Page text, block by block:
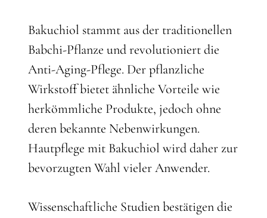
Bakuchiol stammt aus der traditionellen
Babchi-Pflanze und revolutioniert die
Anti-Aging-Pflege. Der pflanzliche
Wirkstoff bietet ähnliche Vorteile wie
herkömmliche Produkte, jedoch ohne
deren bekannte Nebenwirkungen.
Hautpflege mit Bakuchiol wird daher zur
bevorzugten Wahl vieler Anwender.
Wissenschaftliche Studien bestätigen die